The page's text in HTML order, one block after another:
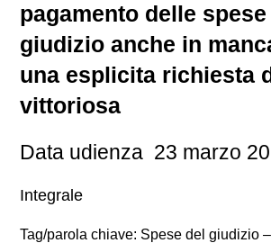
pagamento delle
giudizio anche in
una esplicita richiesta
vittoriosa
Data udienza 23 marzo
Integrale
Tag/parola chiave: Spese del giudizio